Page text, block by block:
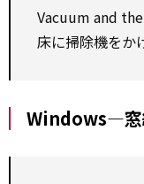
Vacuum and
床に掃除機をか
Windows―窓